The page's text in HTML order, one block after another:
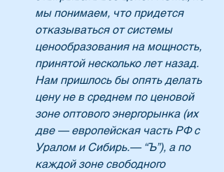
мы понимаем, что придется
отказываться от системы
ценообразования на мощность,
принятой несколько лет назад.
Нам пришлось бы опять делать
цену не в среднем по ценовой
зоне оптового энергорынка (их
две — европейская часть РФ с
Уралом и Сибирь.— “Ъ”), а по
каждой зоне свободного